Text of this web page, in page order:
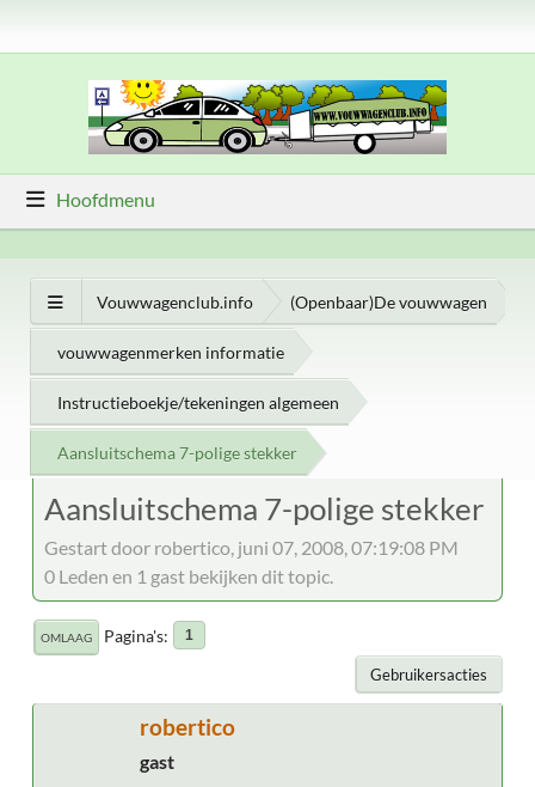
Hoofdmenu
Vouwwagenclub.info (Openbaar)De vouwwagen
vouwwagenmerken informatie
Instructieboekje/tekeningen algemeen
Aansluitschema 7-polige stekker
Aansluitschema 7-polige stekker
Gestart door robertico, juni 07, 2008, 07:19:08 PM
0 Leden en 1 gast bekijken dit topic.
OMLAAG Pagina's 1
Gebruikersacties
robertico
gast